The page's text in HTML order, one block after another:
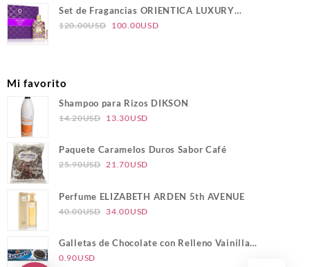
original
era:
actual
Set de Fragancias ORIENTICA LUXURY
COLLECTION VELVET GOLD
120.00USD El
100.00USDEl
Mi favorito
Shampoo para Rizos DIKSON
14.20USD El
original
era:
13.30USDEl
actual
Paquete Caramelos Duros Sabor Café
25.90USD El
original
era:
21.70USDEl
actual
Perfume ELIZABETH ARDEN 5th AVENUE
40.00USD El
original
34.00USDEl
actual
Galletas de Chocolate con Relleno Vainilla
ESCURETO
0.90USD